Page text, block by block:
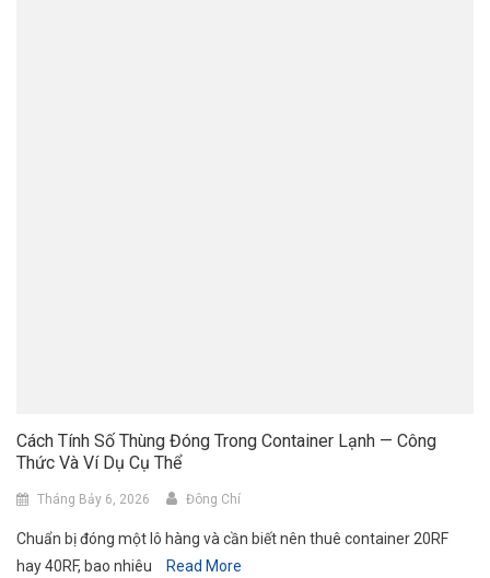
Cách Tính Số Thùng Đóng Trong Container Lạnh — Công
Thức Và Ví Dụ Cụ Thể
Tháng Bảy 6, 2026 Đông Chí
Chuẩn bị đóng một lô hàng và cần biết nên thuê container 20RF
hay 40RF, bao nhiêu
Read More